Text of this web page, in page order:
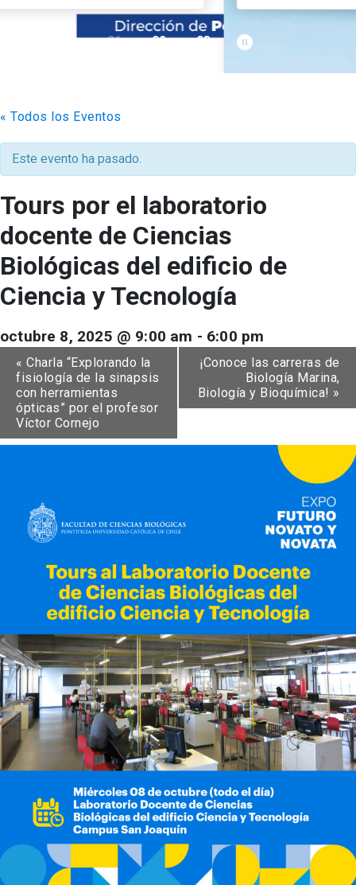
Académicos
Documentos FCB
Grupos de Investigación
Redes Internacionales
Estudiantes
Centro de Estudiantes
01 02 03 pause_circle_filled
« Todos los Eventos
Este evento ha pasado.
Tours por el laboratorio
docente de Ciencias
Biológicas del edificio de
Ciencia y Tecnología
octubre 8, 2025 @ 9:00 am - 6:00 pm
« Charla “Explorando la
fisiología de la sinapsis
con herramientas
ópticas” por el profesor
Víctor Cornejo
¡Conoce las carreras de
Biología Marina,
Biología y Bioquímica! »